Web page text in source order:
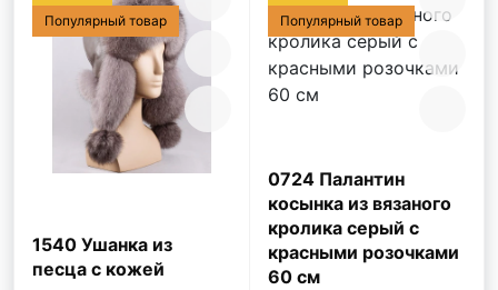
Популярный товар
1540 Ушанка из
песца с кожей
Популярный товар
0724 Палантин
косынка из вязаного
кролика серый с
красными розочками
60 см